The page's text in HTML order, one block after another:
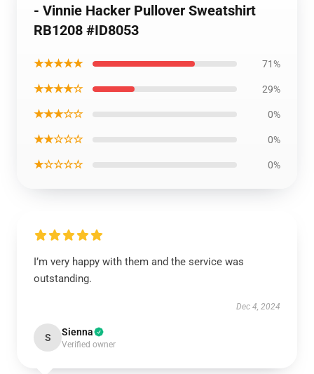
- Vinnie Hacker Pullover Sweatshirt
RB1208 #ID8053
★★★★★ 71%
★★★★☆ 29%
★★★☆☆ 0%
★★☆☆☆ 0%
★☆☆☆☆ 0%
I’m very happy with them and the service was
outstanding.
Dec 4, 2024
S Sienna
Verified owner